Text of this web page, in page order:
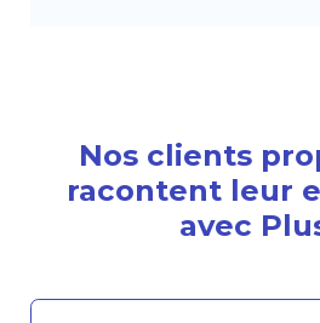
Nos clients
racontent leur
avec